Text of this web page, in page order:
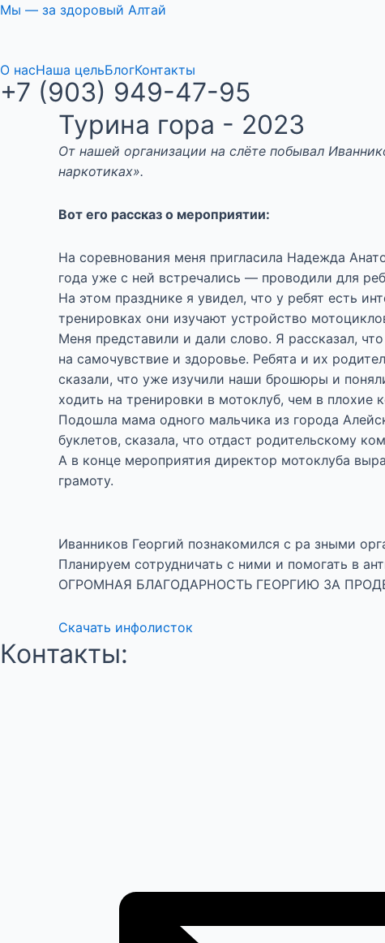
Перейти
Мы — за здоровый Алтай
О насНаша цельБлогКонтакты
+7 (903) 949-47-95
Турина гора - 2023
От нашей организации на слёте побывал
наркотиках».
Вот его рассказ о мероприятии:
На соревнования меня пригласила Надежда
года уже с ней встречались — проводили для
На этом празднике я увидел, что у ребят есть
тренировках они изучают устройство
Меня представили и дали слово. Я рассказал,
на самочувствие и здоровье. Ребята и их
сказали, что уже изучили наши брошюры и
ходить на тренировки в мотоклуб, чем в плохие
Подошла мама одного мальчика из города
буклетов, сказала, что отдаст родительскому
А в конце мероприятия директор мотоклуба
грамоту.
Иванников Георгий познакомился с ра зными
Планируем сотрудничать с ними и помогать в
ОГРОМНАЯ БЛАГОДАРНОСТЬ ГЕОРГИЮ ЗА
Скачать инфолисток
Контакты: